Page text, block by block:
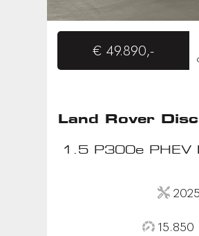
€ 49.890,-
Land Rover
1.5 P300e PHEV
2025
15.850